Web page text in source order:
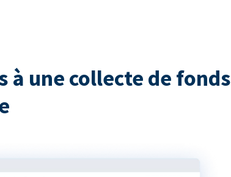
à une collecte de fonds